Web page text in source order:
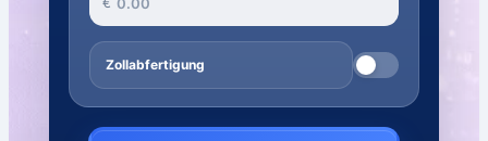
Zollabfertigung